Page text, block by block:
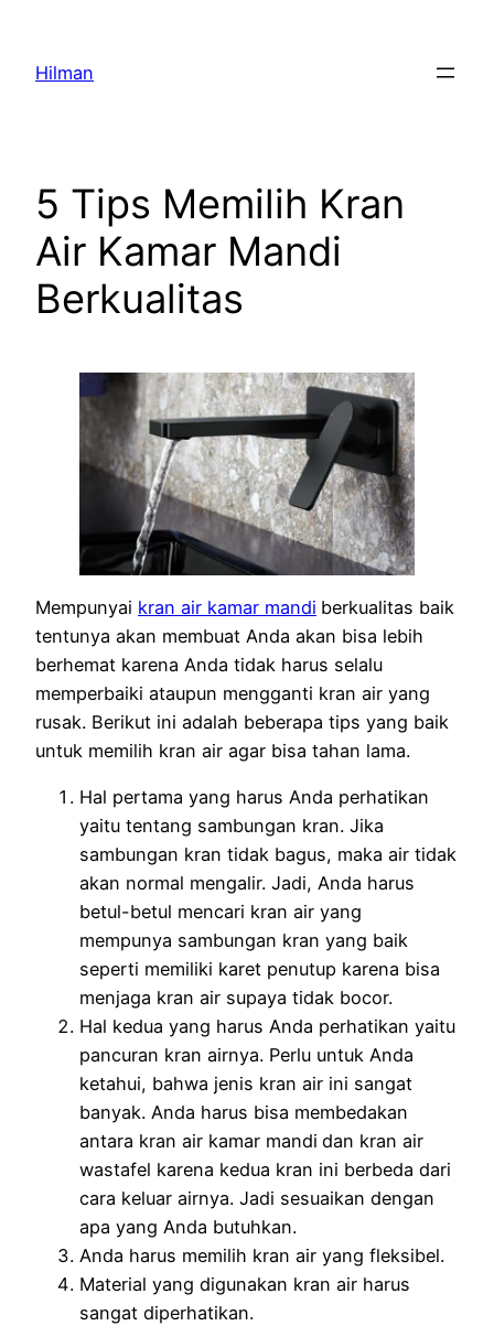
content
Hilman
5 Tips Memilih Kran
Air Kamar Mandi
Berkualitas
Mempunyai kran air kamar mandi berkualitas baik
tentunya akan membuat Anda akan bisa lebih
berhemat karena Anda tidak harus selalu
memperbaiki ataupun mengganti kran air yang
rusak. Berikut ini adalah beberapa tips yang baik
untuk memilih kran air agar bisa tahan lama.
Hal pertama yang harus Anda perhatikan
yaitu tentang sambungan kran. Jika
sambungan kran tidak bagus, maka air tidak
akan normal mengalir. Jadi, Anda harus
betul-betul mencari kran air yang
mempunya sambungan kran yang baik
seperti memiliki karet penutup karena bisa
menjaga kran air supaya tidak bocor.
Hal kedua yang harus Anda perhatikan yaitu
pancuran kran airnya. Perlu untuk Anda
ketahui, bahwa jenis kran air ini sangat
banyak. Anda harus bisa membedakan
antara kran air kamar mandi dan kran air
wastafel karena kedua kran ini berbeda dari
cara keluar airnya. Jadi sesuaikan dengan
apa yang Anda butuhkan.
Anda harus memilih kran air yang fleksibel.
Material yang digunakan kran air harus
sangat diperhatikan.